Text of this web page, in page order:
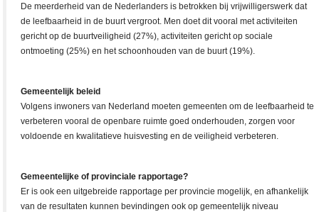
De meerderheid van de Nederlanders is betrokken bij vrijwilligerswerk dat
de leefbaarheid in de buurt vergroot. Men doet dit vooral met activiteiten
gericht op de buurtveiligheid (27%), activiteiten gericht op sociale
ontmoeting (25%) en het schoonhouden van de buurt (19%).
Gemeentelijk beleid
Volgens inwoners van Nederland moeten gemeenten om de leefbaarheid te
verbeteren vooral de openbare ruimte goed onderhouden, zorgen voor
voldoende en kwalitatieve huisvesting en de veiligheid verbeteren.
Gemeentelijke of provinciale rapportage?
Er is ook een uitgebreide rapportage per provincie mogelijk, en afhankelijk
van de resultaten kunnen bevindingen ook op gemeentelijk niveau